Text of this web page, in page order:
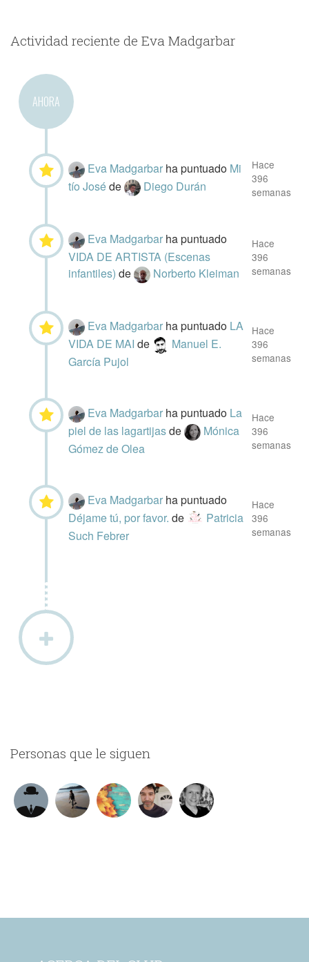
Actividad reciente de Eva Madgarbar
AHORA
Eva Madgarbar ha puntuado Mi
tío Joséde Diego Durán
Hace
396
semanas
Eva Madgarbar ha puntuado
VIDA DE ARTISTA (Escenas
infantiles)de Norberto Kleiman
Hace
396
semanas
Eva Madgarbar ha puntuado LA
VIDA DE MAIde
Manuel E.
García Pujol
Hace
396
semanas
Eva Madgarbar ha puntuado La
piel de las lagartijasde
Mónica
Gómez de Olea
Hace
396
semanas
Eva Madgarbar ha puntuado
Déjame tú, por favor.de
Patricia
Such Febrer
Hace
396
semanas
Personas que le siguen